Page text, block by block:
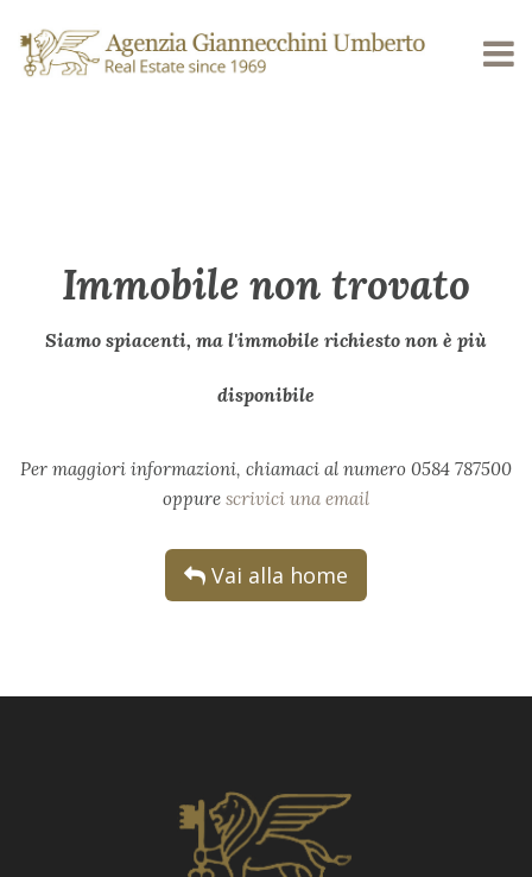
Immobile non trovato
Siamo spiacenti, ma l'immobile richiesto non è più
disponibile
Per maggiori informazioni, chiamaci al numero 0584 787500
oppure scrivici una email
Vai alla home